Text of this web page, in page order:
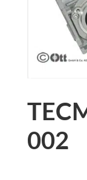
002